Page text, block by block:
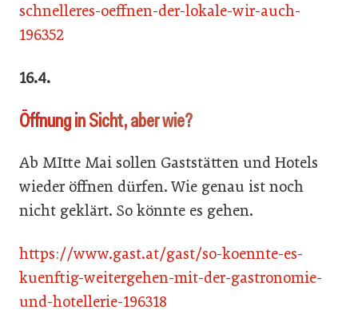
schnelleres-oeffnen-der-lokale-wir-auch-
196352
16.4.
Öffnung in Sicht, aber wie?
Ab MItte Mai sollen Gaststätten und Hotels
wieder öffnen dürfen. Wie genau ist noch
nicht geklärt. So könnte es gehen.
https://www.gast.at/gast/so-koennte-es-
kuenftig-weitergehen-mit-der-gastronomie-
und-hotellerie-196318